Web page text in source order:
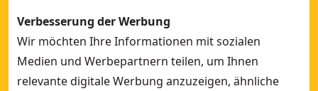
Verbesserung der Werbung
Wir möchten Ihre Informationen mit sozialen
Medien und Werbepartnern teilen, um Ihnen
relevante digitale Werbung anzuzeigen, ähnliche